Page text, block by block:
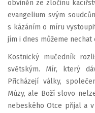
obviněn ze zločinu
evangelium svým
s kázáním o míru
jím i dnes můžeme nechat
Kostnický mučedník
světským. Mír, který
Přicházejí války,
Múzy, ale Boží slovo
nebeského Otce přijal a